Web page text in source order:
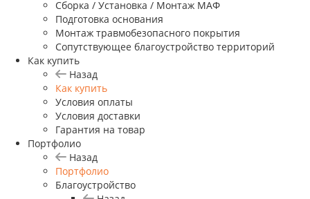
Сборка / Установка / Монтаж МАФ
Подготовка основания
Монтаж травмобезопасного покрытия
Сопутствующее благоустройство территорий
Как купить
Назад
Как купить
Условия оплаты
Условия доставки
Гарантия на товар
Портфолио
Назад
Портфолио
Благоустройство